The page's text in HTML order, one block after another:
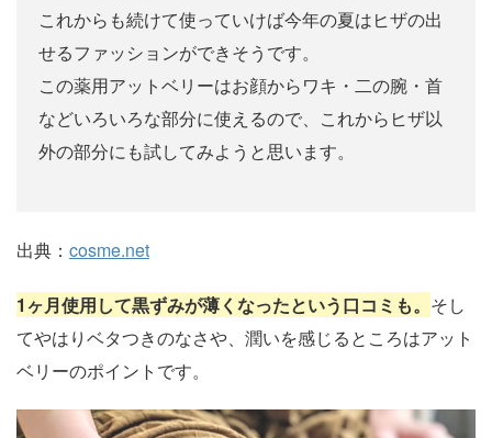
これからも続けて使っていけば今年の夏はヒザの出
せるファッションができそうです。
この薬用アットベリーはお顔からワキ・二の腕・首
などいろいろな部分に使えるので、これからヒザ以
外の部分にも試してみようと思います。
出典： cosme.net
1ヶ月使用して黒ずみが薄くなったという口コミも。 そし
てやはりベタつきのなさや、潤いを感じるところはアット
ベリーのポイントです。